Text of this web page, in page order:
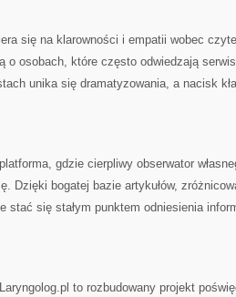
się na klarowności i empatii wobec
o osobach, które często odwiedzają
unika się dramatyzowania, a nacisk
gdzie cierpliwy obserwator
Dzięki bogatej bazie artykułów,
stać się stałym punktem odniesienia
to rozbudowany projekt